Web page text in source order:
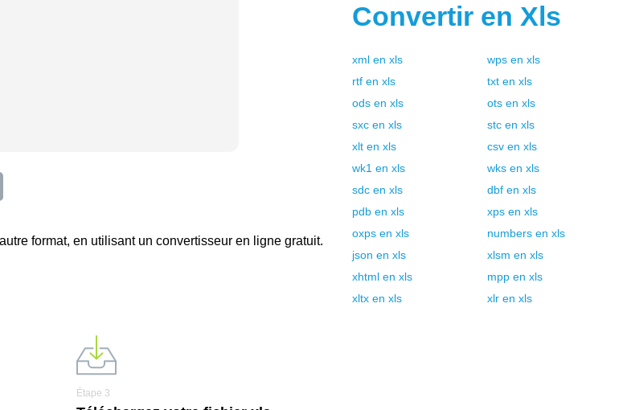
format, en utilisant un convertisseur en ligne gratuit.
Étape 3
Convertir en Xls
xml en xls wps en xls
rtf en xls txt en xls
ods en xls ots en xls
sxc en xls stc en xls
xlt en xls csv en xls
wk1 en xls wks en xls
sdc en xls dbf en xls
pdb en xls xps en xls
oxps en xls numbers en xls
json en xls xlsm en xls
xhtml en xls mpp en xls
xltx en xls xlr en xls